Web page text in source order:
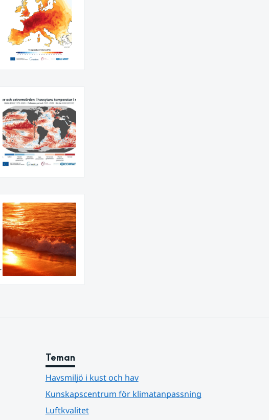
Teman
Havsmiljö i kust och hav
Kunskapscentrum för klimatanpassning
Luftkvalitet